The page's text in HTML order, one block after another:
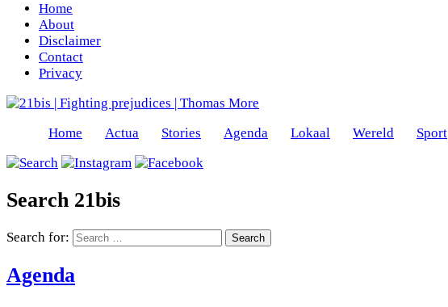
Home
About
Disclaimer
Contact
Privacy
Home Actua Stories Agenda Lokaal Wereld Sport
Search 21bis
Search for:
Agenda